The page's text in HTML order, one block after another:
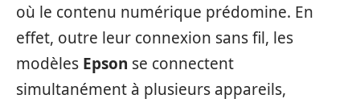
où le contenu numérique prédomine. En
effet, outre leur connexion sans fil, les
modèles Epson se connectent
simultanément à plusieurs appareils,